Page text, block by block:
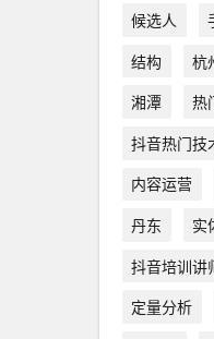
候选人
结构
杭
湘潭
热
抖音热门技
内容运营
丹东
实
抖音培训讲
定量分析